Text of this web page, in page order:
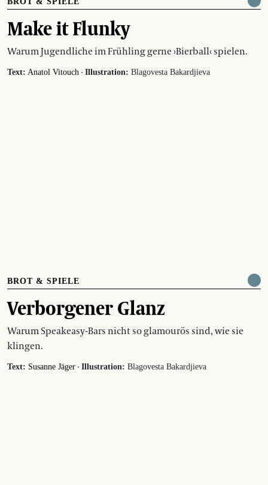
Make it Flunky
Warum Jugendliche im Frühling gerne ›Bierball‹ spielen.
Text: Anatol Vitouch · Illustration: Blagovesta Bakardjieva
BROT & SPIELE
Verborgener Glanz
Warum Speakeasy-Bars nicht so glamourös sind, wie sie
klingen.
Text: Susanne Jäger · Illustration: Blagovesta Bakardjieva